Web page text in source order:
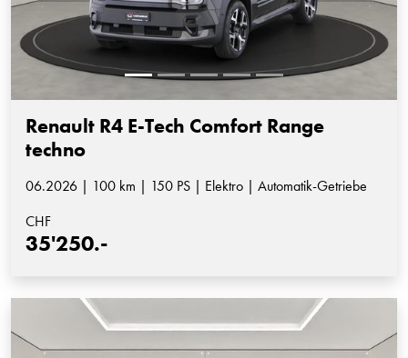
Renault R4 E-Tech Comfort Range
techno
06.2026 | 100 km | 150 PS | Elektro | Automatik-Getriebe
CHF
35'250.-